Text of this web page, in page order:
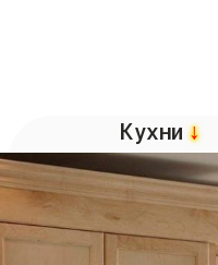
Кухни↓